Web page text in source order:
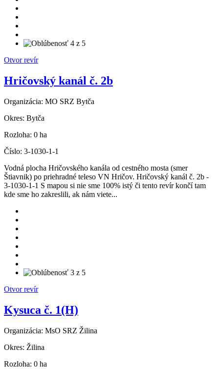
Otvor revír
Hričovský kanál č. 2b
Organizácia: MO SRZ Bytča
Okres: Bytča
Rozloha: 0 ha
Číslo: 3-1030-1-1
Vodná plocha Hričovského kanála od cestného mosta (smer
Štiavnik) po priehradné teleso VN Hričov. Hričovský kanál č. 2b -
3-1030-1-1 S mapou si nie sme 100% istý či tento revír končí tam
kde sme ho zakreslili, ak nám viete...
Otvor revír
Kysuca č. 1(H)
Organizácia: MsO SRZ Žilina
Okres: Žilina
Rozloha: 0 ha